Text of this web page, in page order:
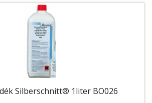
Silberschnitt® 1liter BO026